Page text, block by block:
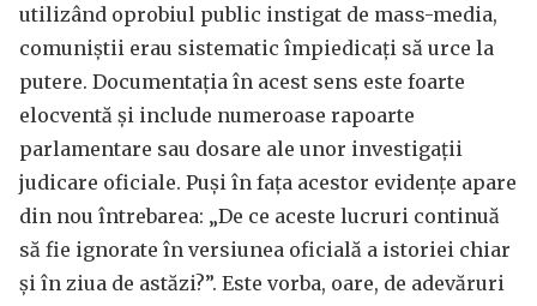
utilizând oprobiul public instigat de mass-media,
comuniștii erau sistematic împiedicați să urce la
putere. Documentația în acest sens este foarte
elocventă și include numeroase rapoarte
parlamentare sau dosare ale unor investigații
judicare oficiale. Puși în fața acestor evidențe apare
din nou întrebarea: „De ce aceste lucruri continuă
să fie ignorate în versiunea oficială a istoriei chiar
și în ziua de astăzi?”. Este vorba, oare, de adevăruri